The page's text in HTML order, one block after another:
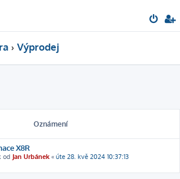
Výprodej
Oznámení
X8R
od Jan Urbánek « úte 28. kvě 2024 10:37:13